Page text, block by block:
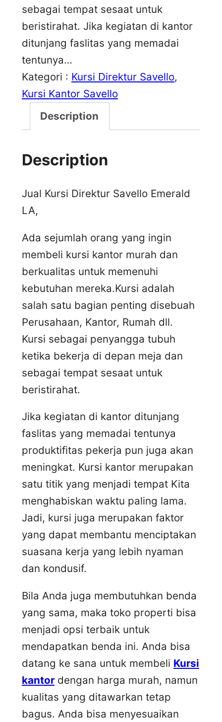
sebagai tempat sesaat untuk
beristirahat. Jika kegiatan di kantor
ditunjang faslitas yang memadai
tentunya…
Kategori : Kursi Direktur Savello
Kursi Kantor Savello
Description
Description
Jual Kursi Direktur Savello Emerald
LA,
Ada sejumlah orang yang ingin
membeli kursi kantor murah dan
berkualitas untuk memenuhi
kebutuhan mereka.Kursi adalah
salah satu bagian penting disebuah
Perusahaan, Kantor, Rumah dll.
Kursi sebagai penyangga tubuh
ketika bekerja di depan meja dan
sebagai tempat sesaat untuk
beristirahat.
Jika kegiatan di kantor ditunjang
faslitas yang memadai tentunya
produktifitas pekerja pun juga akan
meningkat. Kursi kantor merupakan
satu titik yang menjadi tempat Kita
menghabiskan waktu paling lama.
Jadi, kursi juga merupakan faktor
yang dapat membantu menciptakan
suasana kerja yang lebih nyaman
dan kondusif.
Bila Anda juga membutuhkan benda
yang sama, maka toko properti bisa
menjadi opsi terbaik untuk
mendapatkan benda ini. Anda bisa
datang ke sana untuk membeli Kursi
kantor dengan harga murah, namun
kualitas yang ditawarkan tetap
bagus. Anda bisa menyesuaikan